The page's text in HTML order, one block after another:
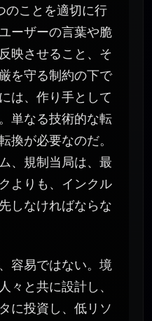
のことを適切に行
ーザーの言葉や脆
映させること、そ
を守る制約の下で
は、作り手として
単なる技術的な転
換が必要なのだ。
、規制当局は、最
よりも、インクル
しなければならな
容易ではない。境
々と共に設計し、
に投資し、低リソ